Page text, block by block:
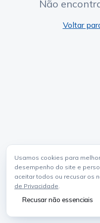
Usamos cookies para
desempenho do site e
aceitar todos ou recusar os
de Privacidade.
Recusar não essenciais
Não
Voltar